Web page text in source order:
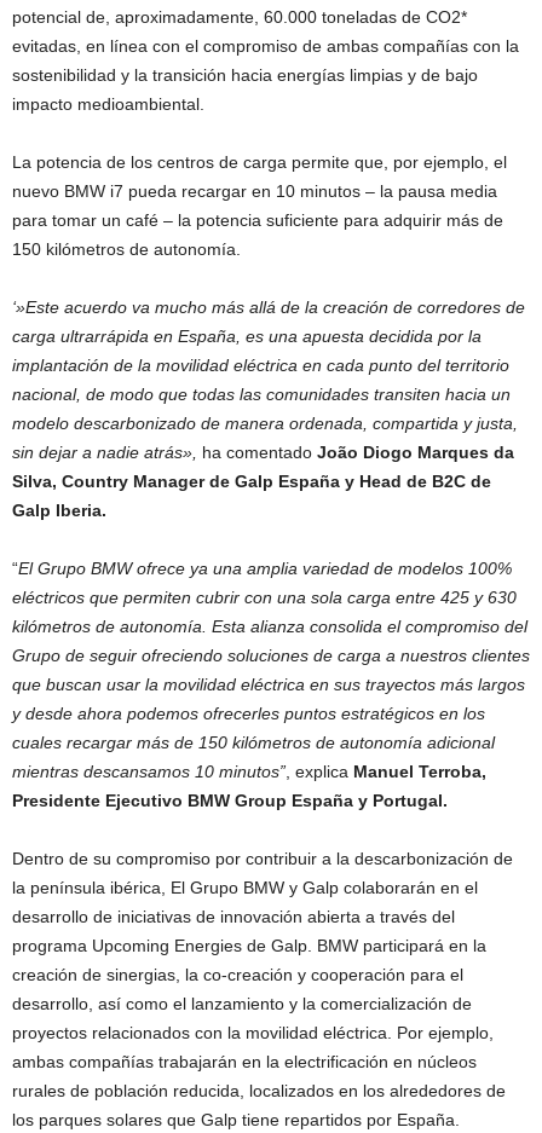
potencial de, aproximadamente, 60.000 toneladas de CO2*
evitadas, en línea con el compromiso de ambas compañías con la
sostenibilidad y la transición hacia energías limpias y de bajo
impacto medioambiental.
La potencia de los centros de carga permite que, por ejemplo, el
nuevo BMW i7 pueda recargar en 10 minutos – la pausa media
para tomar un café – la potencia suficiente para adquirir más de
150 kilómetros de autonomía.
‘»Este acuerdo va mucho más allá de la creación de corredores de
carga ultrarrápida en España, es una apuesta decidida por la
implantación de la movilidad eléctrica en cada punto del territorio
nacional, de modo que todas las comunidades transiten hacia un
modelo descarbonizado de manera ordenada, compartida y justa,
sin dejar a nadie atrás», ha comentado João Diogo Marques da
Silva, Country Manager de Galp España y Head de B2C de
Galp Iberia.
“El Grupo BMW ofrece ya una amplia variedad de modelos 100%
eléctricos que permiten cubrir con una sola carga entre 425 y 630
kilómetros de autonomía. Esta alianza consolida el compromiso del
Grupo de seguir ofreciendo soluciones de carga a nuestros clientes
que buscan usar la movilidad eléctrica en sus trayectos más largos
y desde ahora podemos ofrecerles puntos estratégicos en los
cuales recargar más de 150 kilómetros de autonomía adicional
mientras descansamos 10 minutos”, explica Manuel Terroba,
Presidente Ejecutivo BMW Group España y Portugal.
Dentro de su compromiso por contribuir a la descarbonización de
la península ibérica, El Grupo BMW y Galp colaborarán en el
desarrollo de iniciativas de innovación abierta a través del
programa Upcoming Energies de Galp. BMW participará en la
creación de sinergias, la co-creación y cooperación para el
desarrollo, así como el lanzamiento y la comercialización de
proyectos relacionados con la movilidad eléctrica. Por ejemplo,
ambas compañías trabajarán en la electrificación en núcleos
rurales de población reducida, localizados en los alrededores de
los parques solares que Galp tiene repartidos por España.